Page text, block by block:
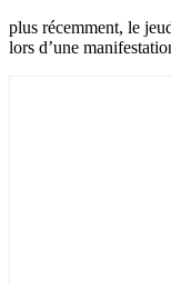
plus récemment, le
lors d’une